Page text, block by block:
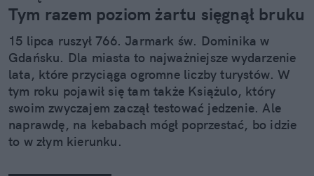
Tym razem poziom żartu sięgnął bruku
15 lipca ruszył 766. Jarmark św. Dominika w
Gdańsku. Dla miasta to najważniejsze wydarzenie
lata, które przyciąga ogromne liczby turystów. W
tym roku pojawił się tam także Książulo, który
swoim zwyczajem zaczął testować jedzenie. Ale
naprawdę, na kebabach mógł poprzestać, bo idzie
to w złym kierunku.